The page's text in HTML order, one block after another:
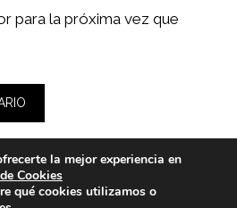
para la próxima vez que
la mejor experiencia en
Cookies
qué cookies utilizamos o